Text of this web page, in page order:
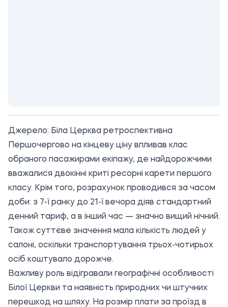
Джерело: Біла Церква ретроспективна
Першочергово на кінцеву ціну впливав клас
обраного пасажирами екіпажу, де найдорожчими
вважалися двокінні криті ресорні карети першого
класу. Крім того, розрахунок проводився за часом
доби: з 7-ї ранку до 21-ї вечора діяв стандартний
денний тариф, а в інший час — значно вищий нічний.
Також суттєве значення мала кількість людей у
салоні, оскільки транспортування трьох-чотирьох
осіб коштувало дорожче.
Важливу роль відігравали географічні особливості
Білої Церкви та наявність природних чи штучних
перешкод на шляху. На розмір плати за проїзд в